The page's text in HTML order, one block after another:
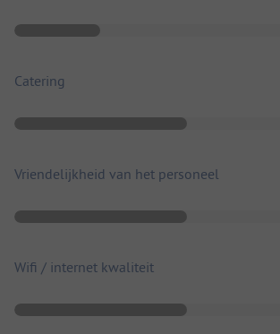
Catering
Vriendelijkheid van het personeel
Wifi / internet kwaliteit